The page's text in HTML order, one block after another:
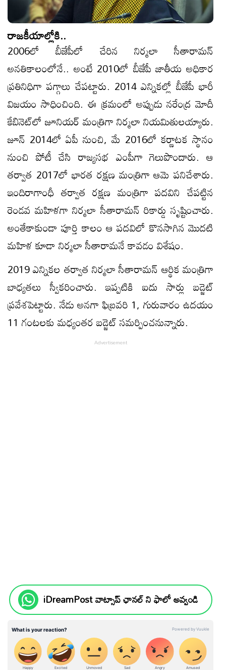
రాజకీయాల్లోకి..
2006లో బీజేపీలో చేరిన నిర్మలా సీతారామన్
అనతికాలంలోనే.. అంటే 2010లో బీజేపీ జాతీయ అధికార
ప్రతినిధిగా పగ్గాలు చేపట్టారు. 2014 ఎన్నికల్లో బీజేపీ భారీ
విజయం సాధించింది. ఈ క్రమంలో అప్పుడు నరేంద్ర మోదీ
కేబినెట్‌లో జూనియర్ మంత్రిగా నిర్మలా నియమితులయ్యారు.
జూన్ 2014లో ఏపీ నుంచి, మే 2016లో కర్ణాటక స్థానం
నుంచి పోటీ చేసి రాజ్యసభ ఎంపీగా గెలుపొందారు. ఆ
తర్వాత 2017లో భారత రక్షణ మంత్రిగా ఆమె పనిచేశారు.
ఇందిరాగాంధీ తర్వాత రక్షణ మంత్రిగా పదవిని చేపట్టిన
రెండవ మహిళగా నిర్మలా సీతారామన్‌ రికార్డు సృష్టించారు.
అంతేకాకుండా పూర్తి కాలం ఆ పదవిలో కొనసాగిన మొదటి
మహిళ కూడా నిర్మలా సీతారామనే కావడం విశేషం.
2019 ఎన్నికల తర్వాత నిర్మలా సీతారామన్‌ ఆర్థిక మంత్రిగా
బాధ్యతలు స్వీకరించారు. ఇప్పటికి ఐదు సార్లు బడ్జెట్‌
ప్రవేశపెట్టారు. నేడు అనగా ఫిబ్రవరి 1, గురువారం ఉదయం
11 గంటలకు మధ్యంతర బడ్జెట్‌ సమర్పించనున్నారు.
iDreamPost వాట్సాప్ ఛానల్ ని ఫాలో అవ్వండి